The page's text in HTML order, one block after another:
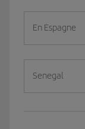
En Espagne
Senegal